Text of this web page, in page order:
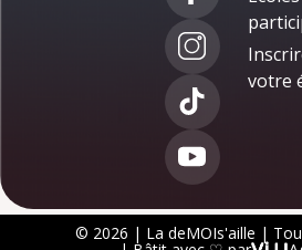
votre
© 2026 | La deMOIs'aille |